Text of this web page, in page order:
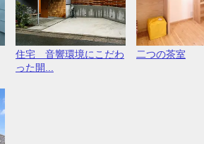
住宅 音響環境にこだわ
った開...
二つの茶室